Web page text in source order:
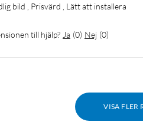
inbyggd högtalare och mikrofon
bild , Prisvärd , Lätt att installera
till hjälp? Ja (0) Nej (0)
VISA FLER